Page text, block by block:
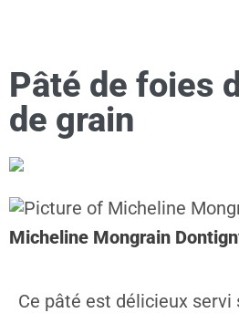
Pâté de foies
de grain
Micheline Mongrain
Ce pâté est délicieux servi